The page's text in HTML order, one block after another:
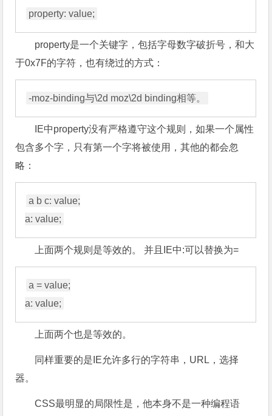
property是一个关键字，包括字母数字破折号，和大
于0x7F的字符，也有绕过的方式：
IE中property没有严格遵守这个规则，如果一个属性
包含多个字，只有第一个字将被使用，其他的都会忽
略：
a b c: value;
上面两个规则是等效的。 并且IE中:可以替换为=
a = value;
上面两个也是等效的。
同样重要的是IE允许多行的字符串，URL，选择
器。
CSS最明显的局限性是，他本身不是一种编程语